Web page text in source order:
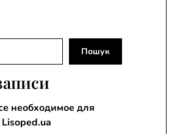
Пошук
необходимое для